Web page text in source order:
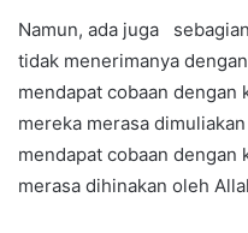
Namun, ada juga
tidak menerimanya
mendapat cobaan dengan
mereka merasa
mendapat cobaan dengan
merasa dihinakan oleh